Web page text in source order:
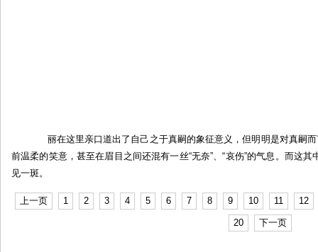
丽在这里亲口道出了自己之于真嗣的象征意义，但明明是对真嗣而
前温柔的笑意，甚至在眉目之间还混有一丝“无奈”、“哀伤”的气息。而这
见一斑。
上一页 1 2 3 4 5 6 7 8 9 10 11 12
20 下一页